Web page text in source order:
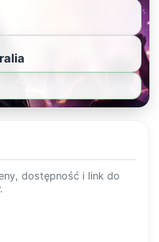
dostępność i link do